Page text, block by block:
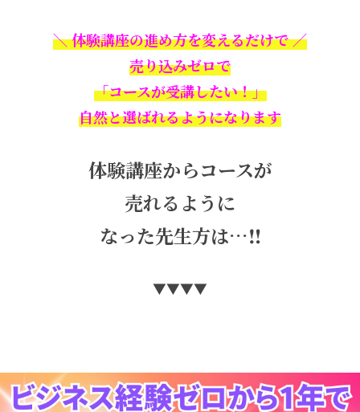
＼ 体験講座の進め方を変えるだけで ／
売り込みゼロで
「コースが受講したい！」
自然と選ばれるようになります
体験講座からコースが
売れるように
なった先生方は…‼︎
▼▼▼▼